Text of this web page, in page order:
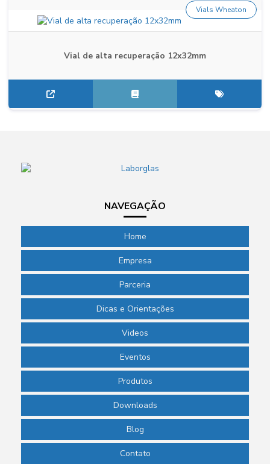
Vial de alta recuperação 12x32mm
Vials Wheaton
NAVEGAÇÃO
Home
Empresa
Parceria
Dicas e Orientações
Videos
Eventos
Produtos
Downloads
Blog
Contato